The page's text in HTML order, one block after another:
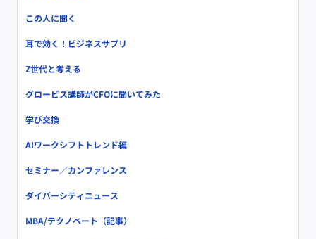
この人に聞く
耳で効く！ビジネスサプリ
Z世代と考える
グロービス講師がCFOに聞いてみた
学び交換
AIワークシフトトレンド編
セミナー／カンファレンス
ダイバーシティニュース
MBA/テクノベート（記事）